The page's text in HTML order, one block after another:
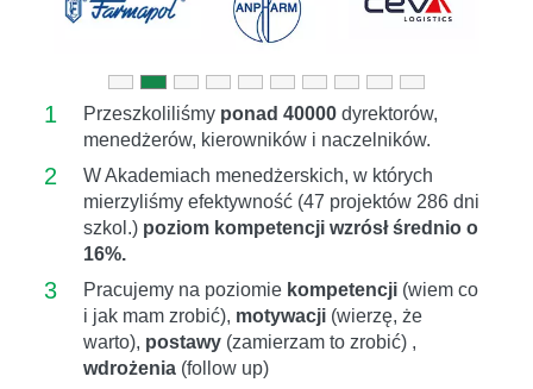
1 Przeszkoliliśmy ponad 40000 dyrektorów,
menedżerów, kierowników i naczelników.
2
W Akademiach menedżerskich, w których
mierzyliśmy efektywność (47 projektów 286 dni
szkol.) poziom kompetencji wzrósł średnio o
16%.
3 Pracujemy na poziomie kompetencji (wiem co
i jak mam zrobić), motywacji (wierzę, że
warto), postawy (zamierzam to zrobić) ,
wdrożenia (follow up)